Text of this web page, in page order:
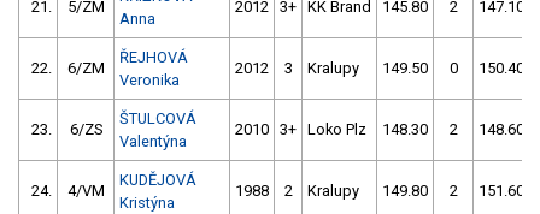
21. 5/ZM
Anna
2012 3+ KK Brand 145.80 2 147.10
22. 6/ZM
ŘEJHOVÁ
Veronika
2012 3 Kralupy 149.50 0 150.40
23. 6/ZS
ŠTULCOVÁ
Valentýna
2010 3+ Loko Plz 148.30 2 148.60
24. 4/VM
KUDĚJOVÁ
Kristýna
1988 2 Kralupy 149.80 2 151.60